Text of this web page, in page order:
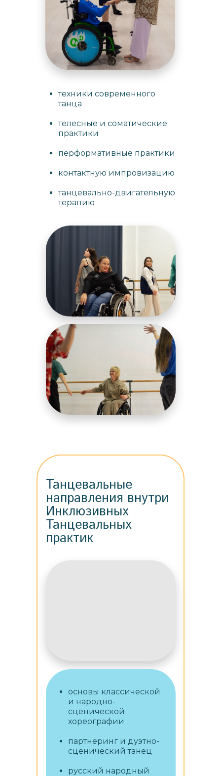
техники современного
танца
телесные и соматические
практики
перформативные практики
контактную импровизацию
танцевально-двигательную
терапию
основы классической
и народно-
сценической
хореографии
партнеринг и дуэтно-
сценический танец
русский народный
Танцевальные
направления внутри
Инклюзивных
Танцевальных
практик